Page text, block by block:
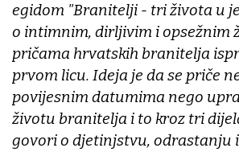
egidom "Branitelji - tri života u
o intimnim, dirljivim i opsežnim
pričama hrvatskih branitelja
prvom licu. Ideja je da se priče
povijesnim datumima nego
životu branitelja i to kroz tri
govori o djetinjstvu, odrastanju